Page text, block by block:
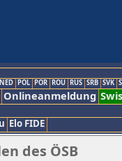
NED POL POR ROU RUS SRB SVK
Onlineanmeldung
Elo FIDE
des ÖSB